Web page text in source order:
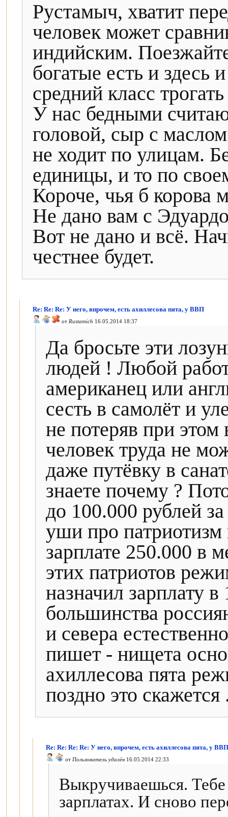
Рустамыч, хватит
человек может
индийским.
богатые есть и здесь
средний класс
У нас бедными
головой, сыр с
не ходит по улицам.
единицы, и то по
Короче, чья б корова
Не дано вам с
Вот не дано и всё.
честнее будет.
Re: Re: Re: У него, впрочем, есть ахиллесова пята, у ВВП
от Rustamich 16.05.2014 18:37
Да бросьте эти
людей ! Любой
американец или
сесть в самолёт и
не потеряв при
человек труда не
даже путёвку в
знаете почему ?
до 100.000 рублей
уши про
зарплате 250.000 в
этих патриотов
назначил зарплату
большинства
и севера
пишет - нищета
ахиллесова пята
поздно это скажется
Re: Re: Re: Re: У него, впрочем, есть ахиллесова пята, у ВВП
от Пользователь удалён 16.05.2014 22:33
Выкручиваешься.
зарплатах. И сново